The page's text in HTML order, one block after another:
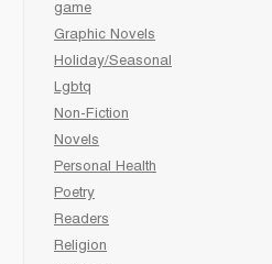
game
Graphic Novels
Holiday/Seasonal
Lgbtq
Non-Fiction
Novels
Personal Health
Poetry
Readers
Religion